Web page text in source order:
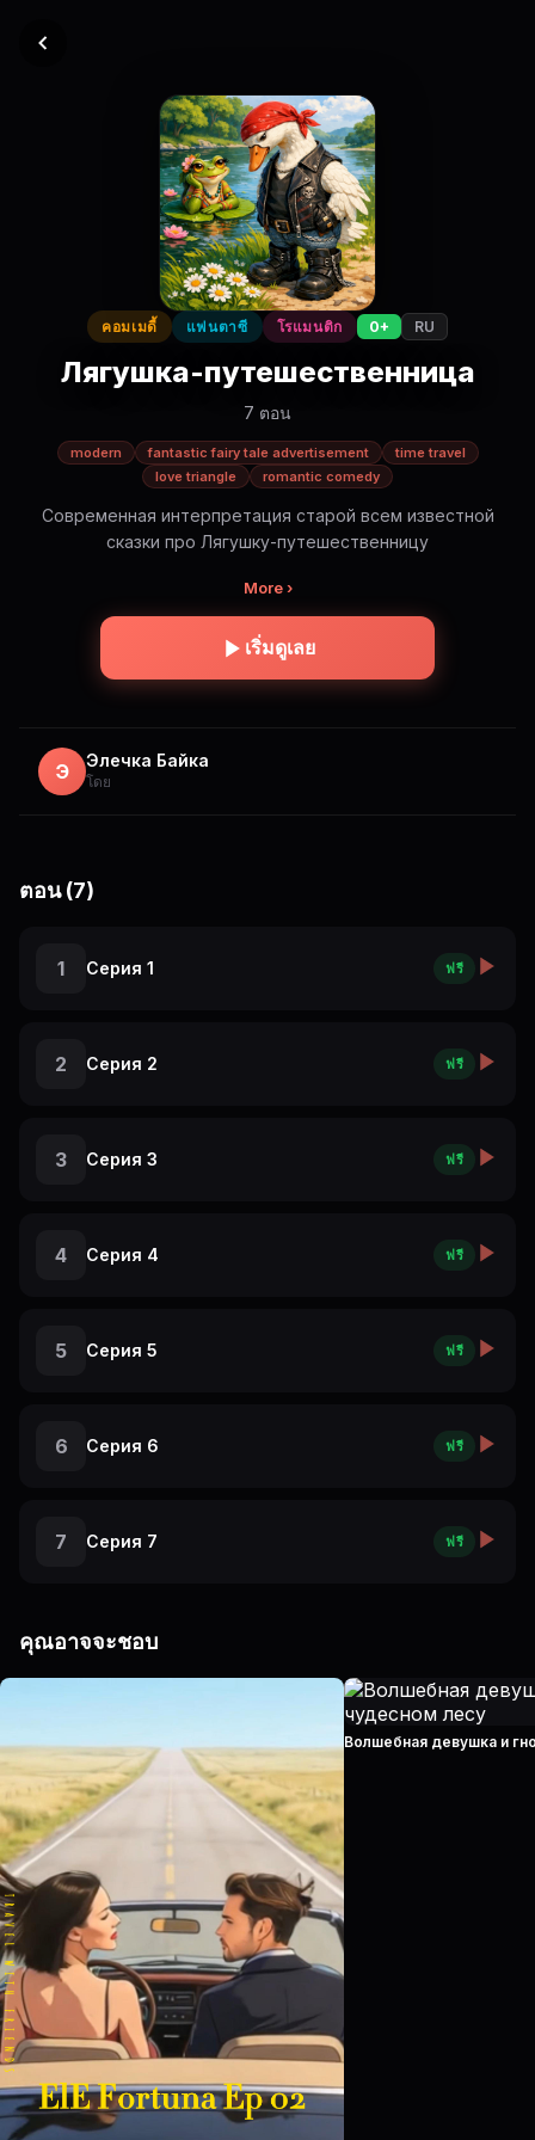
คอมเมดี้ แฟนตาซี โรแมนติก 0+ RU
Лягушка-путешественница
7 ตอน
modern fantastic fairy tale advertisement
time travel
love triangle
romantic comedy
Современная интерпретация старой всем известной
сказки про Лягушку-путешественницу
More ›
เริ่มดูเลย
Э Элечка Байка
โดย
ตอน (7)
1 Серия 1 ฟรี
2 Серия 2 ฟรี
3 Серия 3 ฟรี
4 Серия 4 ฟรี
5 Серия 5 ฟรี
6 Серия 6 ฟรี
7 Серия 7 ฟรี
คุณอาจจะชอบ
Волшебная девушка и